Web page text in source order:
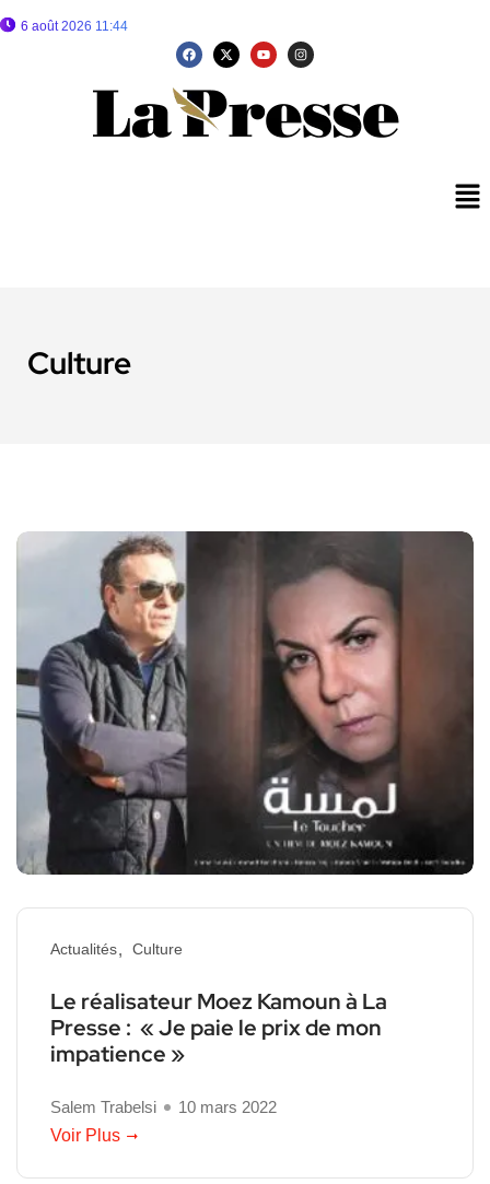
6 août 2026 11:44
Culture
Actualités Culture
Le réalisateur Moez Kamoun à La
Presse : « Je paie le prix de mon
impatience »
Salem Trabelsi
10 mars 2022
Voir Plus